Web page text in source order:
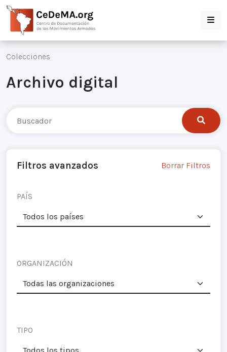
Colecciones
Archivo digital
Filtros avanzados Borrar Filtros
PAÍS
ORGANIZACIÓN
TIPO